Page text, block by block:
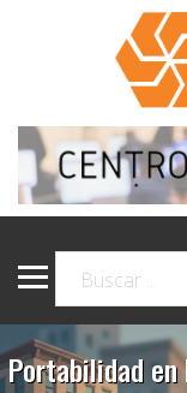
Portabilidad